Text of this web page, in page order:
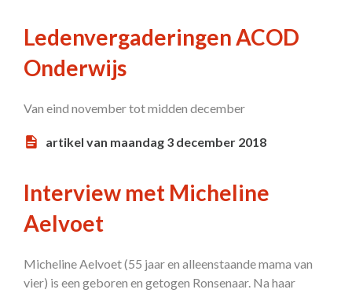
Ledenvergaderingen ACOD
Onderwijs
Van eind november tot midden december
artikel van maandag 3 december 2018
Interview met Micheline
Aelvoet
Micheline Aelvoet (55 jaar en alleenstaande mama van
vier) is een geboren en getogen Ronsenaar. Na haar